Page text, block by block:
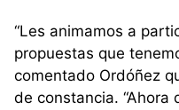
“Les animamos a
propuestas que
comentado Ordóñez
de constancia.